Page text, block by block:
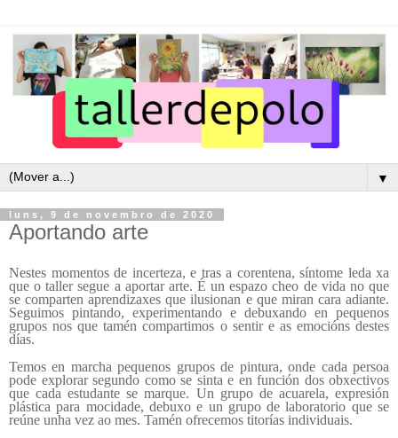
▼
luns, 9 de novembro de 2020
Aportando arte
Nestes momentos de incerteza, e tras a corentena, síntome leda xa
que o taller segue a aportar arte. É un espazo cheo de vida no que
se comparten aprendizaxes que ilusionan e que miran cara adiante.
Seguimos pintando, experimentando e debuxando en pequenos
grupos nos que tamén compartimos o sentir e as emocións destes
días.
Temos en marcha pequenos grupos de pintura, onde cada persoa
pode explorar segundo como se sinta e en función dos obxectivos
que cada estudante se marque. Un grupo de acuarela, expresión
plástica para mocidade, debuxo e un grupo de laboratorio que se
reúne unha vez ao mes. Tamén ofrecemos titorías individuais.